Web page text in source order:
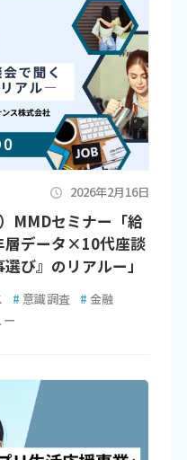
2026年2月16日
MMDセミナー「給
層データ×10代座談
び』のリアルー」
# 意識調査 # 金融